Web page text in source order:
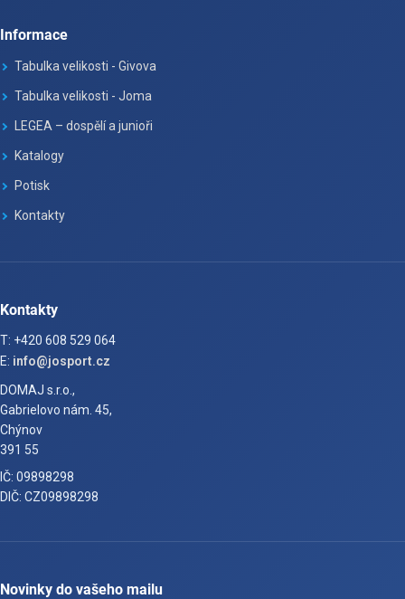
Informace
Tabulka velikosti - Givova
Tabulka velikosti - Joma
LEGEA – dospělí a junioři
Katalogy
Potisk
Kontakty
Kontakty
T: +420 608 529 064
E: info@josport.cz
DOMAJ s.r.o.,
Gabrielovo nám. 45,
Chýnov
391 55
IČ: 09898298
DIČ: CZ09898298
Novinky do vašeho mailu